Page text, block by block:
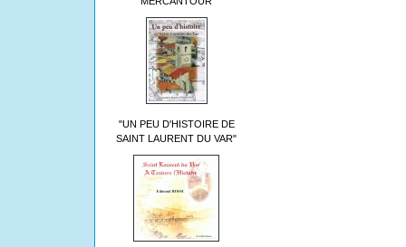
"UN PEU D'HISTOIRE DE
SAINT LAURENT DU VAR"